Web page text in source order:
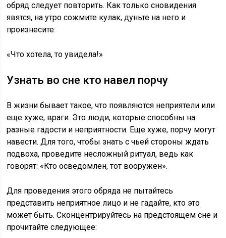
обряд следует повторить. Как только сновидения
явятся, на утро сожмите кулак, дуньте на него и
произнесите:
«Что хотела, то увидела!»
Узнать во сне кто навел порчу
В жизни бывает такое, что появляются неприятели или
еще хуже, враги. Это люди, которые способны на
разные гадости и неприятности. Еще хуже, порчу могут
навести. Для того, чтобы знать с чьей стороны ждать
подвоха, проведите несложный ритуал, ведь как
говорят: «Кто осведомлен, тот вооружен».
Для проведения этого обряда не пытайтесь
представить неприятное лицо и не гадайте, кто это
может быть. Сконцентрируйтесь на предстоящем сне и
прочитайте следующее: